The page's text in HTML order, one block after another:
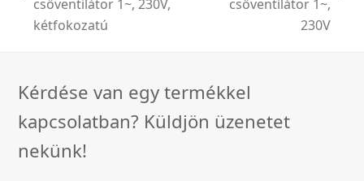
post:
csőventilátor 1~, 230V,
kétfokozatú
csőventilátor 1~,
230V
Kérdése van egy termékkel
kapcsolatban? Küldjön üzenetet
nekünk!